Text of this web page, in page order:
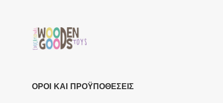
ΟΡΟΙ ΚΑΙ ΠΡΟΫΠΟΘΕΣΕΙΣ